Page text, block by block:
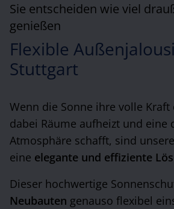
Sie entscheiden wie viel
genießen
Flexible
Stuttgart
Wenn die Sonne ihre volle
dabei Räume aufheizt und eine
Atmosphäre schafft, sind
eine elegante und effiziente
Dieser hochwertige
Neubauten genauso flexibel